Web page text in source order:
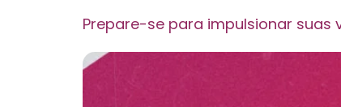
Prepare-se para impulsionar